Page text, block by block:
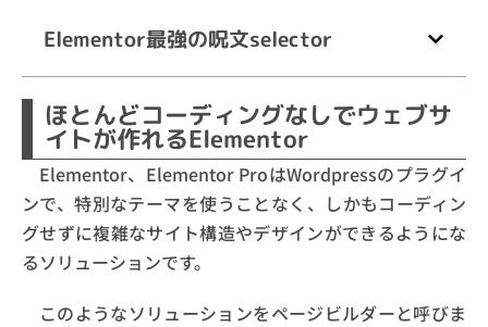
Elementor最強の呪文selector
ほとんどコーディングなしでウェブサ
イトが作れるElementor
Elementor、Elementor ProはWordpressのプラグイ
ンで、特別なテーマを使うことなく、しかもコーディン
グせずに複雑なサイト構造やデザインができるようにな
るソリューションです。
このようなソリューションをページビルダーと呼びま